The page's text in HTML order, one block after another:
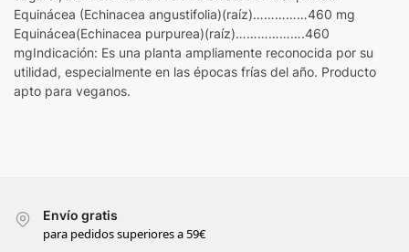
Equinácea (Echinacea angustifolia)(raíz)……………460 mg
Equinácea(Echinacea purpurea)(raíz)……………….460
mgIndicación: Es una planta ampliamente reconocida por su
utilidad, especialmente en las épocas frías del año. Producto
apto para veganos.
Envío gratis
para pedidos superiores a 59€